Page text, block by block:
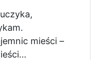
mieści –